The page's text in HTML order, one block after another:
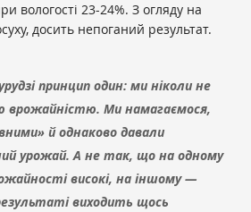
вологості 23-24%. З огляду на
досить непоганий результат.
принцип один: ми ніколи не
врожайністю. Ми намагаємося,
й однаково давали
урожай. А не так, що на одному
високі, на іншому —
виходить щось